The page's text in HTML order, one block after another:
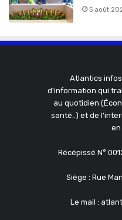
5 août
Atlantics
d'information qui
au quotidien
santé..) et de
en
Récépissé N°
Siège : Rue
Le mail :